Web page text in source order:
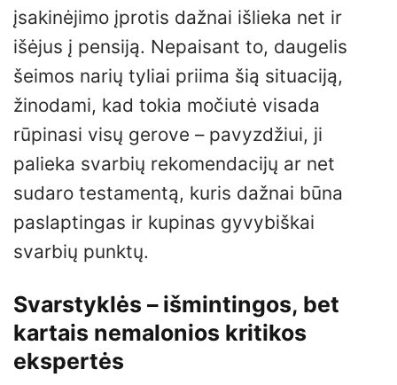
įsakinėjimo įprotis dažnai išlieka net ir
išėjus į pensiją. Nepaisant to, daugelis
šeimos narių tyliai priima šią situaciją,
žinodami, kad tokia močiutė visada
rūpinasi visų gerove – pavyzdžiui, ji
palieka svarbių rekomendacijų ar net
sudaro testamentą, kuris dažnai būna
paslaptingas ir kupinas gyvybiškai
svarbių punktų.
Svarstyklės – išmintingos, bet
kartais nemalonios kritikos
ekspertės